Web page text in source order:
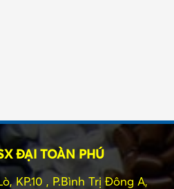
ĐẠI TOÀN PHÚ
KP.10 , P.Bình Trị Đông A,